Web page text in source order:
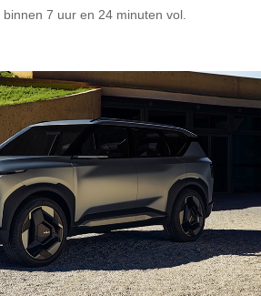
7 uur en 24 minuten vol.